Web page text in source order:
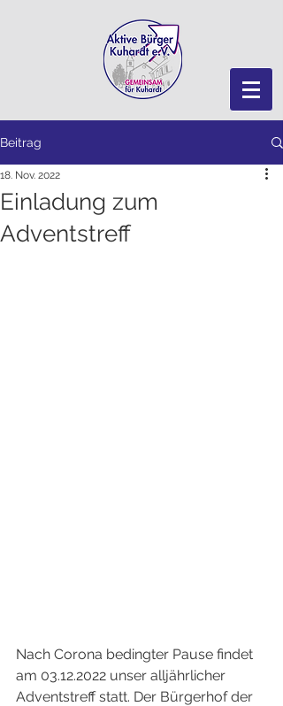
Beitrag
Einladung zum
Adventstreff
18. Nov. 2022
Nach Corona bedingter Pause findet
am 03.12.2022 unser alljährlicher
Adventstreff statt. Der Bürgerhof der